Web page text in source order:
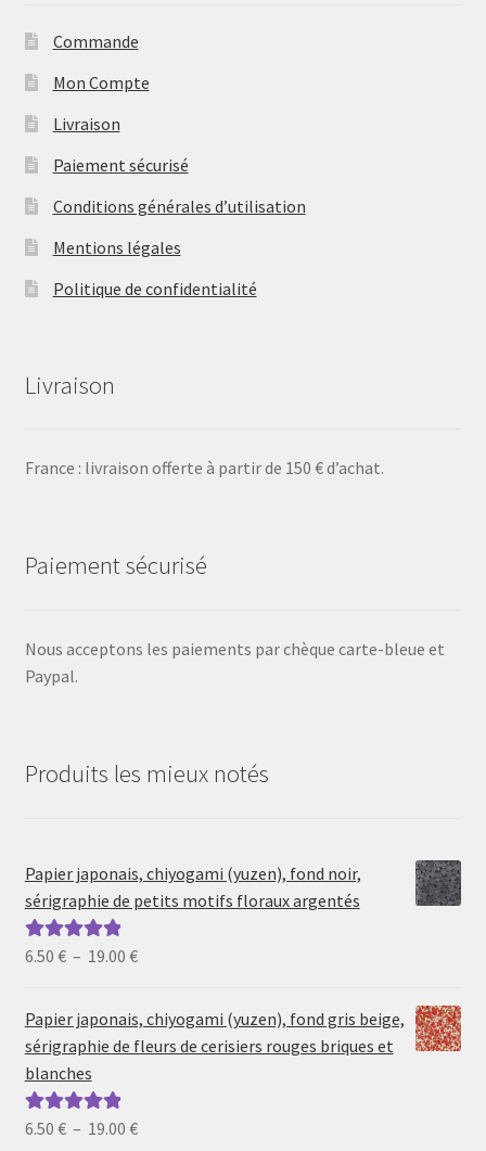
Commande
Mon Compte
Livraison
Paiement sécurisé
Conditions générales d’utilisation
Mentions légales
Politique de confidentialité
Livraison
France : livraison offerte à partir de 150 € d’achat.
Paiement sécurisé
Nous acceptons les paiements par chèque carte-bleue et
Paypal.
Produits les mieux notés
Papier japonais, chiyogami (yuzen), fond noir,
sérigraphie de petits motifs floraux argentés
Note5.00sur
6.50 € – 19.00 €Plage
prix :
6.50 €
Papier japonais, chiyogami (yuzen), fond gris beige,
sérigraphie de fleurs de cerisiers rouges briques et
blanches
Note5.00sur
6.50 € – 19.00 €Plage